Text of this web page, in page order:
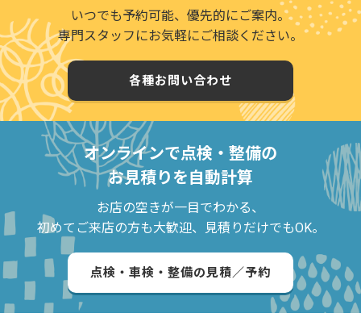
いつでも予約可能、優先的にご案内。
専門スタッフにお気軽にご相談ください。
各種お問い合わせ
オンラインで点検・整備の
お見積りを自動計算
お店の空きが一目でわかる、
初めてご来店の方も大歓迎、見積りだけでもOK。
点検・車検・整備の見積／予約